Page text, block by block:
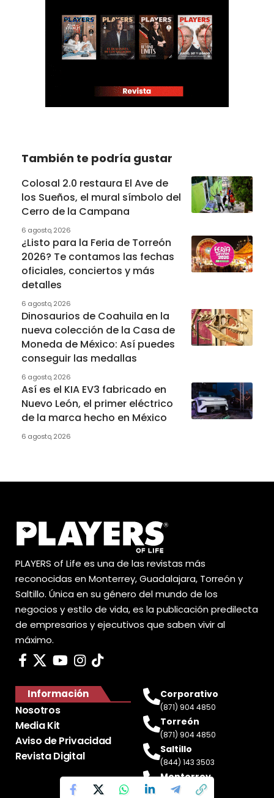
También te podría gustar
Colosal 2.0 restaura El Ave de
los Sueños, el mural símbolo del
Cerro de la Campana
6 agosto, 2026
¿Listo para la Feria de Torreón
2026? Te contamos las fechas
oficiales, conciertos y más
detalles
6 agosto, 2026
Dinosaurios de Coahuila en la
nueva colección de la Casa de
Moneda de México: Así puedes
conseguir las medallas
6 agosto, 2026
Así es el KIA EV3 fabricado en
Nuevo León, el primer eléctrico
de la marca hecho en México
6 agosto, 2026
PLAYERS of Life es una de las revistas más
reconocidas en Monterrey, Guadalajara, Torreón y
Saltillo. Única en su género del mundo de los
negocios y estilo de vida, es la publicación predilecta
de empresarios y ejecutivos que saben vivir al
máximo.
Información
Nosotros
Media Kit
Aviso de Privacidad
Revista Digital
Corporativo
(871) 904 4850
Torreón
(871) 904 4850
Saltillo
(844) 143 3503
Monterrey
(81) 2188 0412